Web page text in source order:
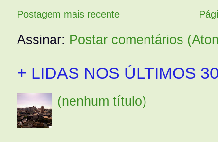
Postagem mais recente
Assinar: Postar comentários
+ LIDAS NOS ÚLTIMOS
(nenhum título)